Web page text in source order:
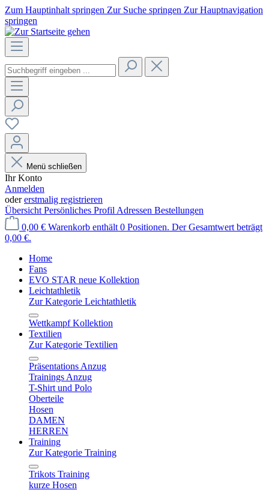
Zum Hauptinhalt springen Zur Suche springen Zur Hauptnavigation
springen
Menü schließen
Ihr Konto
Anmelden
odererstmalig registrieren
Übersicht Persönliches Profil Adressen Bestellungen
0,00 € Warenkorb enthält 0 Positionen. Der Gesamtwert beträgt
0,00 €.
Home
Fans
EVO STAR neue Kollektion
Leichtathletik
Zur Kategorie Leichtathletik
Wettkampf Kollektion
Textilien
Zur Kategorie Textilien
Präsentations Anzug
Trainings Anzug
T-Shirt und Polo
Oberteile
Hosen
DAMEN
HERREN
Training
Zur Kategorie Training
Trikots Training
kurze Hosen